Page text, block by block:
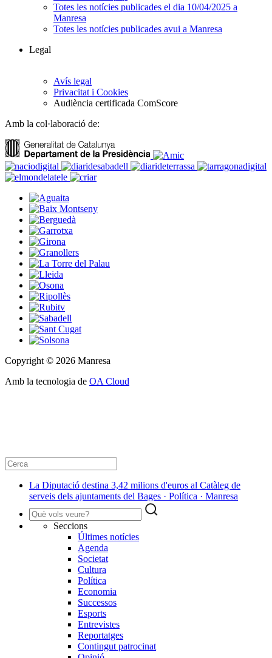
Totes les notícies publicades el dia 10/04/2025 a
Manresa
Totes les notícies publicades avui a Manresa
Legal
Avís legal
Privacitat i Cookies
Audiència certificada ComScore
Amb la col·laboració de:
Copyright © 2026 Manresa
Amb la tecnologia de OA Cloud
La Diputació destina 3,42 milions d'euros al Catàleg de
serveis dels ajuntaments del Bages · Política · Manresa
Seccions
Últimes notícies
Agenda
Societat
Cultura
Política
Economia
Successos
Esports
Entrevistes
Reportatges
Contingut patrocinat